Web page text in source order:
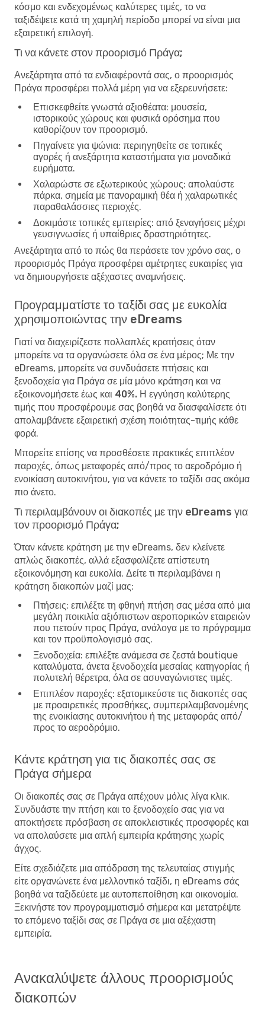
κόσμο και ενδεχομένως καλύτερες τιμές, το να
ταξιδέψετε κατά τη χαμηλή περίοδο μπορεί να είναι μια
εξαιρετική επιλογή.
Τι να κάνετε στον προορισμό Πράγα;
Ανεξάρτητα από τα ενδιαφέροντά σας, ο προορισμός
Πράγα προσφέρει πολλά μέρη για να εξερευνήσετε:
Επισκεφθείτε γνωστά αξιοθέατα: μουσεία,
ιστορικούς χώρους και φυσικά ορόσημα που
καθορίζουν τον προορισμό.
Πηγαίνετε για ψώνια: περιηγηθείτε σε τοπικές
αγορές ή ανεξάρτητα καταστήματα για μοναδικά
ευρήματα.
Χαλαρώστε σε εξωτερικούς χώρους: απολαύστε
πάρκα, σημεία με πανοραμική θέα ή χαλαρωτικές
παραθαλάσσιες περιοχές.
Δοκιμάστε τοπικές εμπειρίες: από ξεναγήσεις μέχρι
γευσιγνωσίες ή υπαίθριες δραστηριότητες.
Ανεξάρτητα από το πώς θα περάσετε τον χρόνο σας, ο
προορισμός Πράγα προσφέρει αμέτρητες ευκαιρίες για
να δημιουργήσετε αξέχαστες αναμνήσεις.
Προγραμματίστε το ταξίδι σας με ευκολία
χρησιμοποιώντας την eDreams
Γιατί να διαχειρίζεστε πολλαπλές κρατήσεις όταν
μπορείτε να τα οργανώσετε όλα σε ένα μέρος; Με την
eDreams, μπορείτε να συνδυάσετε πτήσεις και
ξενοδοχεία για Πράγα σε μία μόνο κράτηση και να
εξοικονομήσετε έως και 40%. Η εγγύηση καλύτερης
τιμής που προσφέρουμε σας βοηθά να διασφαλίσετε ότι
απολαμβάνετε εξαιρετική σχέση ποιότητας-τιμής κάθε
φορά.
Μπορείτε επίσης να προσθέσετε πρακτικές επιπλέον
παροχές, όπως μεταφορές από/προς το αεροδρόμιο ή
ενοικίαση αυτοκινήτου, για να κάνετε το ταξίδι σας ακόμα
πιο άνετο.
Τι περιλαμβάνουν οι διακοπές με την eDreams για
τον προορισμό Πράγα;
Όταν κάνετε κράτηση με την eDreams, δεν κλείνετε
απλώς διακοπές, αλλά εξασφαλίζετε απίστευτη
εξοικονόμηση και ευκολία. Δείτε τι περιλαμβάνει η
κράτηση διακοπών μαζί μας:
Πτήσεις: επιλέξτε τη φθηνή πτήση σας μέσα από μια
μεγάλη ποικιλία αξιόπιστων αεροπορικών εταιρειών
που πετούν προς Πράγα, ανάλογα με το πρόγραμμα
και τον προϋπολογισμό σας.
Ξενοδοχεία: επιλέξτε ανάμεσα σε ζεστά boutique
καταλύματα, άνετα ξενοδοχεία μεσαίας κατηγορίας ή
πολυτελή θέρετρα, όλα σε ασυναγώνιστες τιμές.
Επιπλέον παροχές: εξατομικεύστε τις διακοπές σας
με προαιρετικές προσθήκες, συμπεριλαμβανομένης
της ενοικίασης αυτοκινήτου ή της μεταφοράς από/
προς το αεροδρόμιο.
Κάντε κράτηση για τις διακοπές σας σε
Πράγα σήμερα
Οι διακοπές σας σε Πράγα απέχουν μόλις λίγα κλικ.
Συνδυάστε την πτήση και το ξενοδοχείο σας για να
αποκτήσετε πρόσβαση σε αποκλειστικές προσφορές και
να απολαύσετε μια απλή εμπειρία κράτησης χωρίς
άγχος.
Είτε σχεδιάζετε μια απόδραση της τελευταίας στιγμής
είτε οργανώνετε ένα μελλοντικό ταξίδι, η eDreams σάς
βοηθά να ταξιδεύετε με αυτοπεποίθηση και οικονομία.
Ξεκινήστε τον προγραμματισμό σήμερα και μετατρέψτε
το επόμενο ταξίδι σας σε Πράγα σε μια αξέχαστη
εμπειρία.
Ανακαλύψετε άλλους προορισμούς
διακοπών